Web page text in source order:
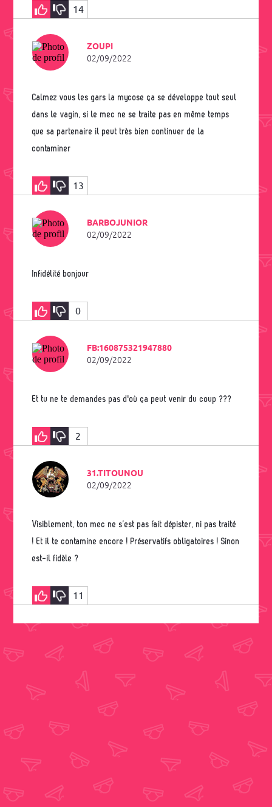
14
ZOUPI
02/09/2022
Calmez vous les gars la mycose ça se développe tout seul
dans le vagin, si le mec ne se traite pas en même temps
que sa partenaire il peut très bien continuer de la
contaminer
13
BARBOJUNIOR
02/09/2022
Infidélité bonjour
0
FB:160875321947880
02/09/2022
Et tu ne te demandes pas d'où ça peut venir du coup ???
2
31.TITOUNOU
02/09/2022
Visiblement, ton mec ne s’est pas fait dépister, ni pas traité
! Et il te contamine encore ! Préservatifs obligatoires ! Sinon
est-il fidèle ?
11